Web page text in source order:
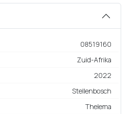
08519160
Zuid-Afrika
2022
Stellenbosch
Thelema